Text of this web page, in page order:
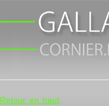
Retour en haut